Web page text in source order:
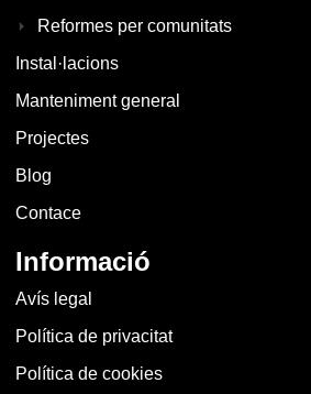
Reformes per comunitats
Instal·lacions
Manteniment general
Projectes
Blog
Contace
Informació
Avís legal
Política de privacitat
Política de cookies